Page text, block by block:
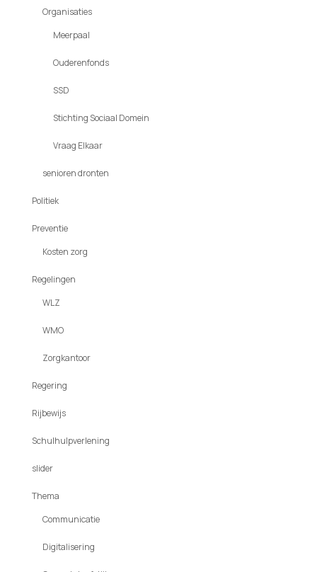
Organisaties
Meerpaal
Ouderenfonds
SSD
Stichting Sociaal Domein
Vraag Elkaar
senioren dronten
Politiek
Preventie
Kosten zorg
Regelingen
WLZ
WMO
Zorgkantoor
Regering
Rijbewijs
Schulhulpverlening
slider
Thema
Communicatie
Digitalisering